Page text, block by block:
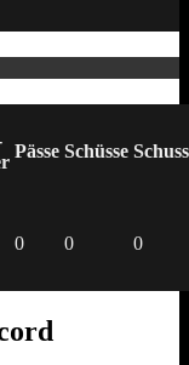
Pässe Schüsse
0 0 0